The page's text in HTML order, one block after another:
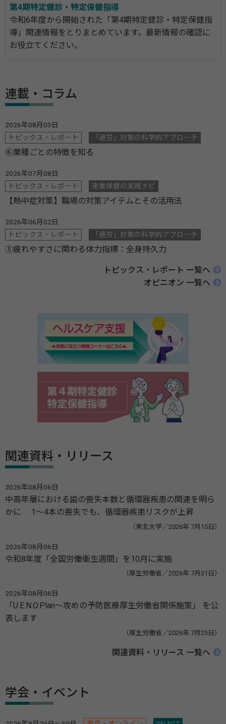
第4期特定健診・特定保健指導
令和6年度から開始された「第4期特定健診・特定保健指
導」関連情報をとりまとめています。最新情報の確認に
お役立てください。
連載・コラム
2026年08月03日
トピックス・レポート
「過労」対策の科学的アプローチ
⑥業種ごとの特徴を知る
2026年07月08日
トピックス・レポート
産業保健の実践ナビ
【熱中症対策】職場の対策アイテムとその活用法
2026年06月02日
トピックス・レポート
「過労」対策の科学的アプローチ
⑤疲れやすさに関わる体力指標：全身持久力
トピックス・レポート 一覧へ
オピニオン 一覧へ
関連資料・リリース
2026年08月06日
中高年層における歯の喪失本数と循環器疾患の関連を明ら
かに 1～4本の喪失でも、循環器疾患リスクが上昇
（東北大学／2026年 7月15日）
2026年08月06日
令和8年度「全国労働衛生週間」を10月に実施
（厚生労働省／2026年 7月31日）
2026年08月06日
「U.E.N.O.Plan～攻めの予防医療厚生労働省関係施策」 を公
表します
（厚生労働省／2026年 7月23日）
関連資料・リリース 一覧へ
学会・イベント